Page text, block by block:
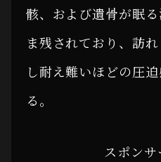
骸、および遺骨が眠
ま残されており、訪
し耐え難いほどの圧
る。
スポンサ